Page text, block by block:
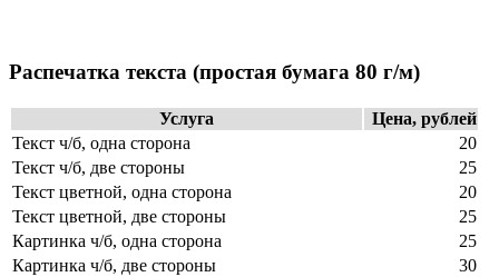
Распечатка текста (простая бумага 80 г/м)
Услуга
Цена, рублей
Текст ч/б, одна сторона
20
Текст ч/б, две стороны
25
Текст цветной, одна сторона
20
Текст цветной, две стороны
25
Картинка ч/б, одна сторона
25
Картинка ч/б, две стороны
30